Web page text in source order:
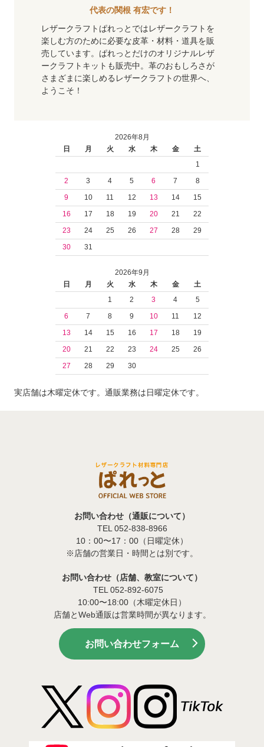
代表の関根 有宏です！
レザークラフトぱれっとではレザークラフトを
楽しむ方のために必要な皮革・材料・道具を販
売しています。ぱれっとだけのオリジナルレザ
ークラフトキットも販売中。革のおもしろさが
さまざまに楽しめるレザークラフトの世界へ、
ようこそ！
2026年8月
日
月 火 水 木 金
土
1
2
3 4 5 6 7
8
9
10 11 12 13 14
15
16
17 18 19 20 21
22
23
24 25 26 27 28
29
30
31
2026年9月
日
月 火 水 木 金
土
1
2 3 4
5
6
7 8 9 10 11
12
13
14 15 16 17 18
19
20
21 22 23 24 25
26
27
28 29 30
実店舗は木曜定休です。通販業務は日曜定休です。
お問い合わせ（通販について）
TEL 052-838-8966
10：00〜17：00（日曜定休）
※店舗の営業日・時間とは別です。
お問い合わせ（店舗、教室について）
TEL 052-892-6075
10:00〜18:00（木曜定休日）
店舗とWeb通販は営業時間が異なります。
お問い合わせフォーム